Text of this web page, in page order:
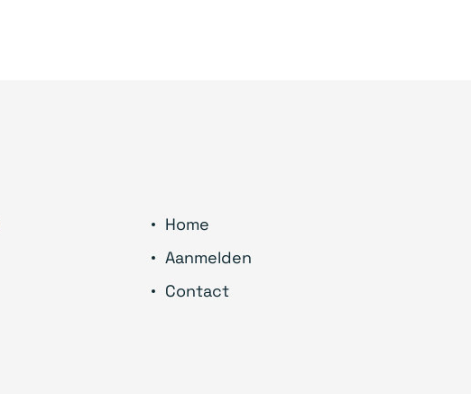
Home
Aanmelden
Contact